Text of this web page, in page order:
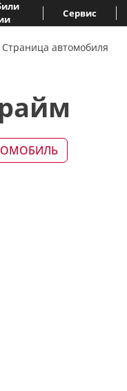
Сервис
Страница автомобиля